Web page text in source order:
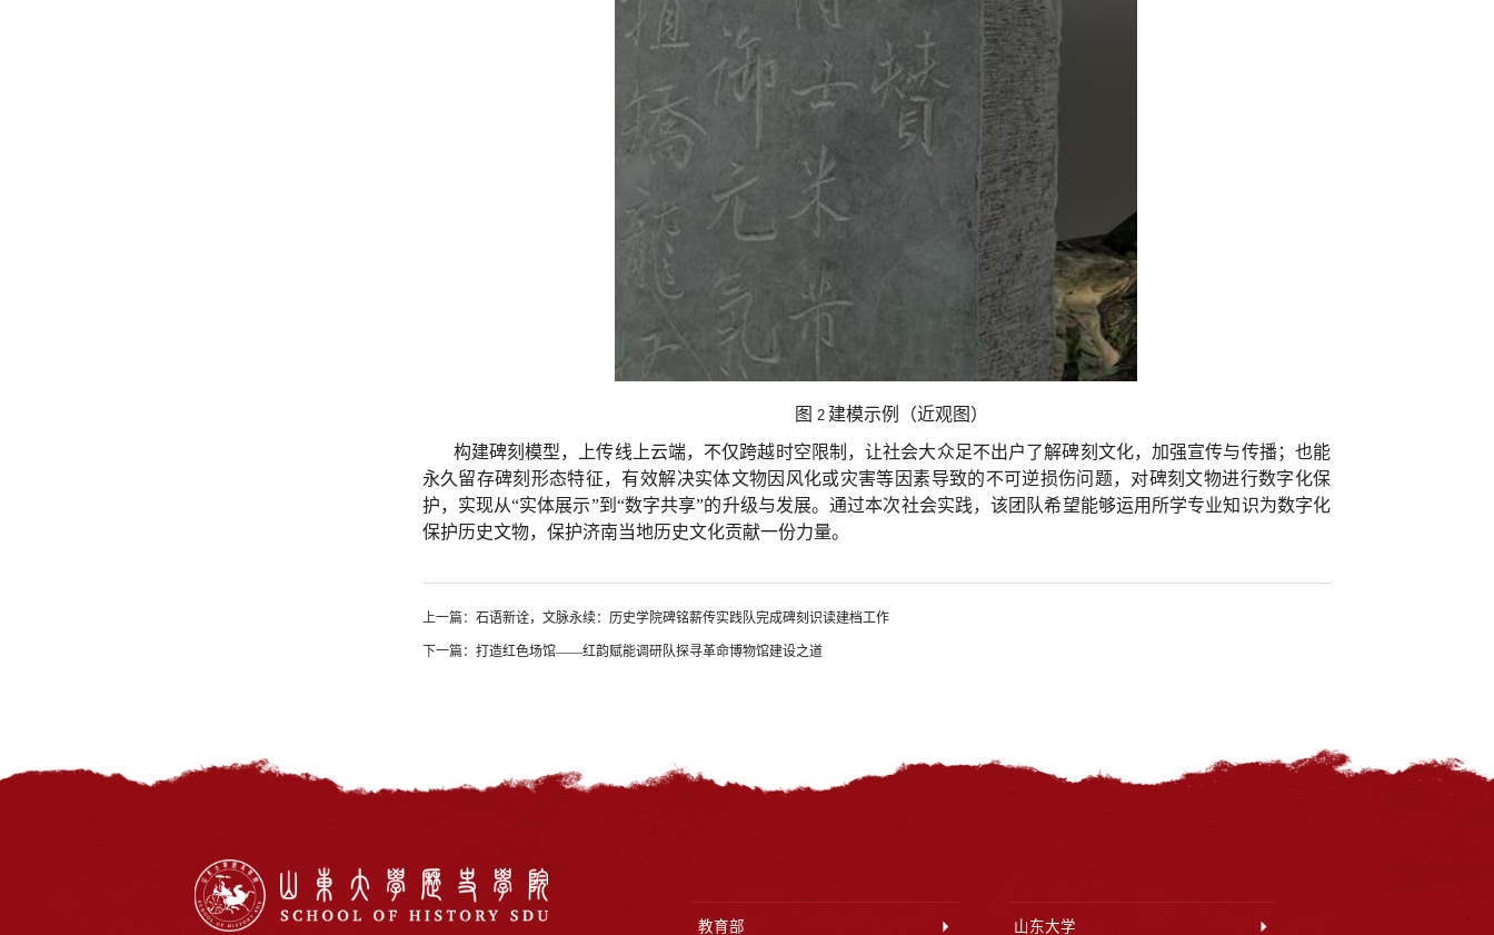
图 2 建模示例（近观图）
构建碑刻模型，上传线上云端，不仅跨越时空限制，让社会大众足不出户了解碑刻文化，加强宣传与传播；也能
永久留存碑刻形态特征，有效解决实体文物因风化或灾害等因素导致的不可逆损伤问题，对碑刻文物进行数字化保
护，实现从“实体展示”到“数字共享”的升级与发展。通过本次社会实践，该团队希望能够运用所学专业知识为数字化
保护历史文物，保护济南当地历史文化贡献一份力量。
上一篇： 石语新诠，文脉永续：历史学院碑铭薪传实践队完成碑刻识读建档工作
下一篇： 打造红色场馆——红韵赋能调研队探寻革命博物馆建设之道
教育部 山东大学